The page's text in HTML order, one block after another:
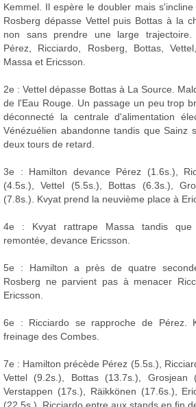
Kemmel. Il espère le doubler mais
Rosberg dépasse Vettel puis Bottas à la
non sans prendre une large trajectoire.
Pérez, Ricciardo, Rosberg, Bottas,
Massa et Ericsson.
2e : Vettel dépasse Bottas à La Source.
de l'Eau Rouge. Un passage un peu trop
déconnecté la centrale d'alimentation
Vénézuélien abandonne tandis que Sainz
deux tours de retard.
3e : Hamilton devance Pérez (1.6s.),
(4.5s.), Vettel (5.5s.), Bottas (6.3s.),
(7.8s.). Kvyat prend la neuvième place à
4e : Kvyat rattrape Massa tandis que
remontée, devance Ericsson.
5e : Hamilton a près de quatre
Rosberg ne parvient pas à menacer
Ericsson.
6e : Ricciardo se rapproche de Pérez.
freinage des Combes.
7e : Hamilton précède Pérez (5.5s.),
Vettel (9.2s.), Bottas (13.7s.), Grosjean
Verstappen (17s.), Räikkönen (17.6s.),